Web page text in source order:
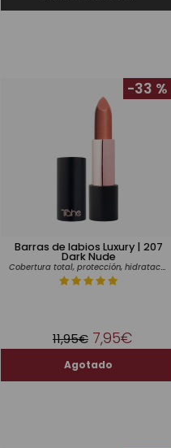
Barras de labios Luxury | 207
Dark Nude
Cobertura total, protección, hidratación
-33 %
11,95€ 7,95€